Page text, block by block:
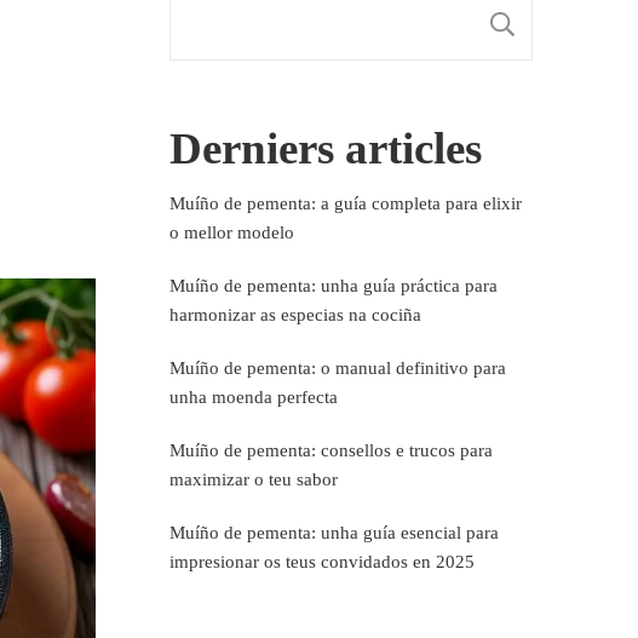
Derniers articles
Muíño de pementa: a guía completa para elixir
o mellor modelo
Muíño de pementa: unha guía práctica para
harmonizar as especias na cociña
Muíño de pementa: o manual definitivo para
unha moenda perfecta
Muíño de pementa: consellos e trucos para
maximizar o teu sabor
Muíño de pementa: unha guía esencial para
impresionar os teus convidados en 2025